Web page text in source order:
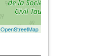
OpenStreetMap